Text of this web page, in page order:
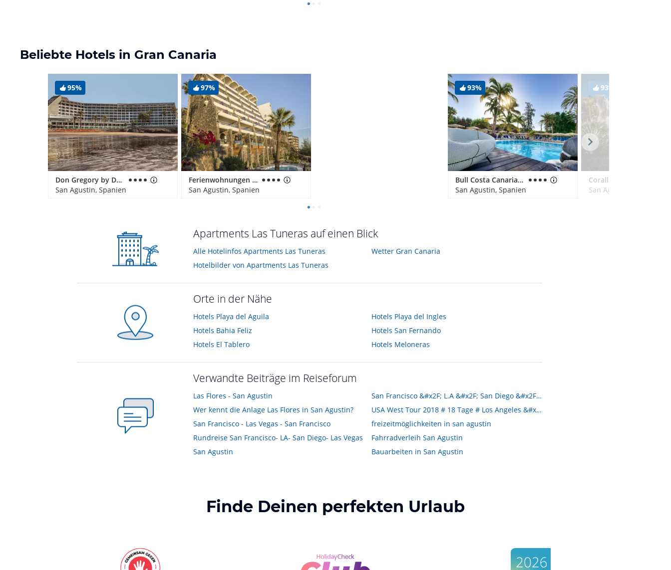
Beliebte Hotels in Gran Canaria
95%
Don Gregory by Dunas
San Agustin, Spanien
97%
Ferienwohnungen Buganvilla - Adults only
San Agustin, Spanien
93%
Bull Costa Canaria & Spa - Adults only
San Agustin, Spanien
93%
San Agustin, Spanien
Apartments Las Tuneras auf einen Blick
Alle Hotelinfos Apartments Las Tuneras
Hotelbilder von Apartments Las Tuneras
Wetter Gran Canaria
Orte in der Nähe
Hotels Playa del Aguila
Hotels Bahia Feliz
Hotels El Tablero
Hotels Playa del Ingles
Hotels San Fernando
Hotels Meloneras
Verwandte Beiträge im Reiseforum
Las Flores - San Agustin
Wer kennt die Anlage Las Flores in San Agustin?
San Francisco - Las Vegas - San Francisco
Rundreise San Francisco- LA- San Diego- Las Vegas
San Agustin
San Francisco &#x2F; L.A &#x2F; San Diego &#x2F; Las Vegas
USA West Tour 2018 # 18 Tage # Los Angeles &#x2F; San Diego &#x2F; San Francisco &#x2F; Las Vegas
freizeitmöglichkeiten in san agustin
Fahrradverleih San Agustin
Bauarbeiten in San Agustin
Finde Deinen perfekten Urlaub